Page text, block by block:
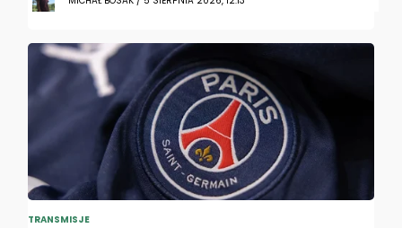
TRANSMISJE